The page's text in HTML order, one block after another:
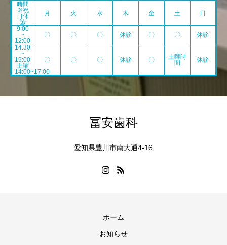
時間
※祝
日休
診
月 火 水 木 金 土 日
9:00
~
12:00
〇 〇 〇 休診 〇 〇
休診
14:30
~
19:00
土曜
14:00~17:00
〇 〇 〇 休診 〇
土曜時
間
休診
冨安歯科
愛知県豊川市南大通4-16
ホーム
お知らせ